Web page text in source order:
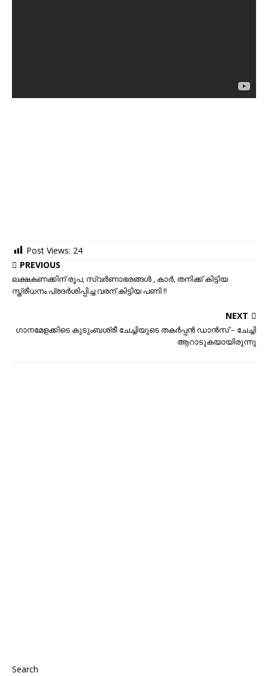
Post Views: 24
PREVIOUS
ലക്ഷകണക്കിന് രൂപ, സ്വർണാഭരങ്ങൾ , കാർ, തനിക്ക് കിട്ടിയ
സ്ത്രീധനം പ്രദർശിപ്പിച്ച വരന് കിട്ടിയ പണി !!
NEXT
ഗാനമേളക്കിടെ കുടുംബശ്രീ ചേച്ചിയുടെ തകർപ്പൻ ഡാൻസ് – ചേച്ചി
ആറാടുകയായിരുന്നു
Search